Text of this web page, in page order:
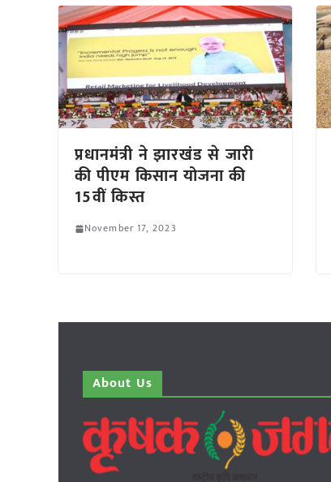
प्रधानमंत्री ने झारखंड से जारी
की पीएम किसान योजना की
15वीं किस्त
November 17, 2023
About Us